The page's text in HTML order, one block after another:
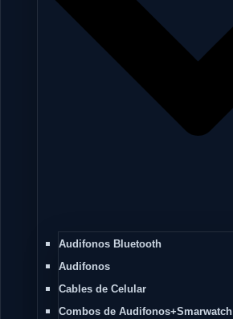
Audifonos Bluetooth
Audifonos
Cables de Celular
Combos de Audifonos+Smarwatch